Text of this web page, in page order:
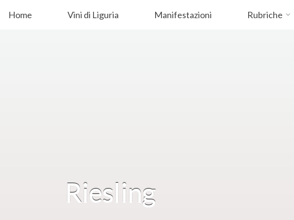
Home Vini di Liguria Manifestazioni Rubriche
Riesling